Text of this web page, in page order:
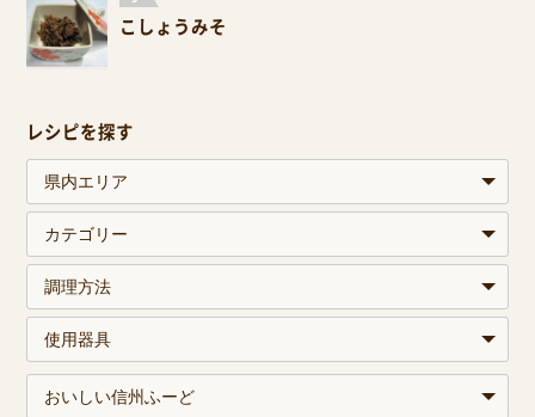
こしょうみそ
レシピを探す